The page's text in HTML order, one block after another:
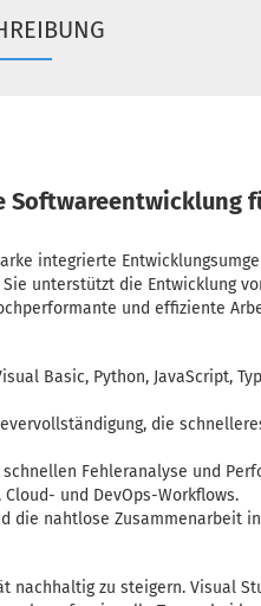
Softwareentwicklung
integrierte
unterstützt die Entwicklung
und effiziente
Basic, Python, JavaScript,
die
Fehleranalyse und
und DevOps-Workflows.
die nahtlose Zusammenarbeit
nachhaltig zu steigern. Visual